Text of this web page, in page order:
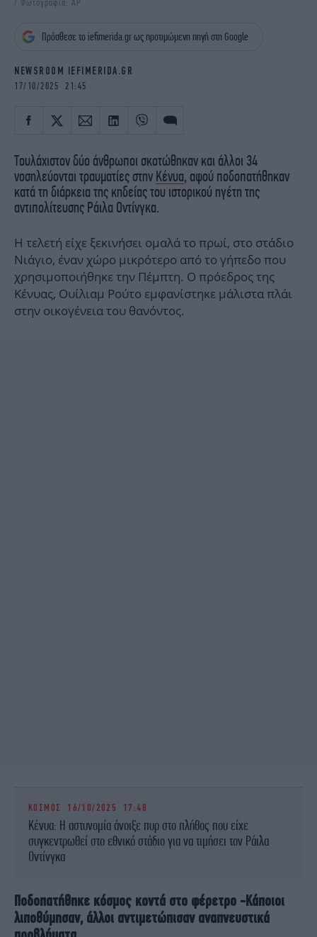
iBOOKS
OSCARS
NEWSLETTER
/ Φωτογραφία: AP
Πρόσθεσε το iefimerida.gr ως προτιμώμενη πηγή στη Google
NEWSROOM IEFIMERIDA.GR
17/10/2025 21:45
Τουλάχιστον δύο άνθρωποι σκοτώθηκαν και άλλοι 34
νοσηλεύονται τραυματίες στην Κένυα, αφού ποδοπατήθηκαν
κατά τη διάρκεια της κηδείας του ιστορικού ηγέτη της
αντιπολίτευσης Ράιλα Οντίνγκα.
Η τελετή είχε ξεκινήσει ομαλά το πρωί, στο στάδιο
Νιάγιο, έναν χώρο μικρότερο από το γήπεδο που
χρησιμοποιήθηκε την Πέμπτη. Ο πρόεδρος της
Κένυας, Ουίλιαμ Ρούτο εμφανίστηκε μάλιστα πλάι
στην οικογένεια του θανόντος.
ΚΟΣΜΟΣ 16/10/2025 17:48
Κένυα: Η αστυνομία άνοιξε πυρ στο πλήθος που είχε
συγκεντρωθεί στο εθνικό στάδιο για να τιμήσει τον Ράιλα
Οντίνγκα
Ποδοπατήθηκε κόσμος κοντά στο φέρετρο -Κάποιοι
λιποθύμησαν, άλλοι αντιμετώπισαν αναπνευστικά